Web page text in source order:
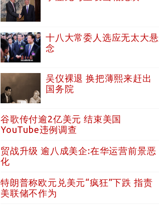
十八大常委人选应无太大悬
念
吴仪裸退 换把薄熙来赶出
国务院
谷歌传付逾2亿美元 结束美国
YouTube违例调查
贸战升级 逾八成美企:在华运营前景恶
化
特朗普称欧元兑美元“疯狂”下跌 指责
美联储不作为